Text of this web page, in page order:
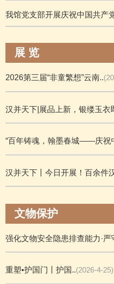
我馆党支部开展庆祝中国共产
展 览
2026第三届“非童繁想”云南..
汉并天下|展品上新，银缕玉衣
“百年铸魂，翰墨春城——庆祝
汉并天下丨今日开展！百余件
文物保护
强化文物安全隐患排查能力·严
重塑•护国门丨护国..(2026-4-25)